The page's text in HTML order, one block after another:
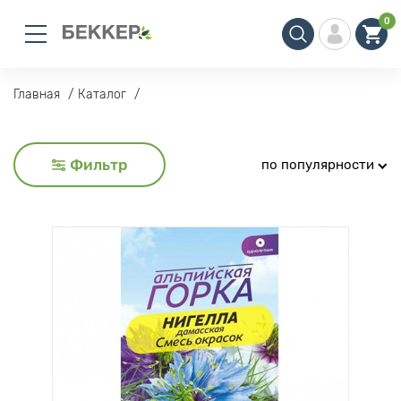
0
Главная Каталог
Фильтр по популярности